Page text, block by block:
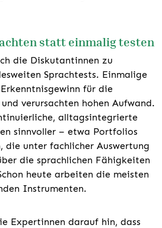
statt einmalig testen
die Diskutantinnen zu
Sprachtests. Einmalige
für die
verursachten hohen Aufwand.
alltagsintegrierte
sinnvoller – etwa Portfolios
die unter fachlicher Auswertung
die sprachlichen Fähigkeiten
heute arbeiten die meisten
Instrumenten.
Expertinnen darauf hin, dass